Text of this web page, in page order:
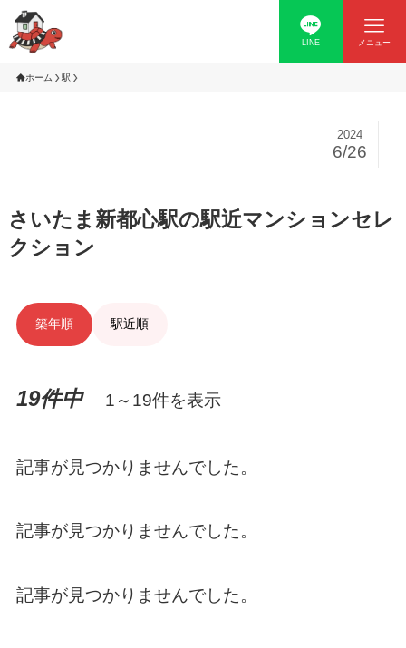
LINE メニュー
ホーム 駅
2024
6/26
さいたま新都心駅の駅近マンションセレ
クション
築年順 駅近順
19件中1～19件を表示
記事が見つかりませんでした。
記事が見つかりませんでした。
記事が見つかりませんでした。